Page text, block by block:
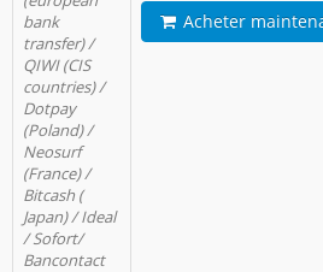
bank
transfer) /
QIWI (CIS
countries) /
Dotpay
(Poland) /
Neosurf
(France) /
Bitcash (
Japan) / Ideal
/ Sofort/
Bancontact
Acheter